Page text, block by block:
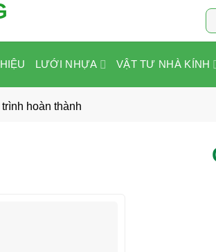
Tìm
LƯỚI NHỰA VẬT TƯ NHÀ KÍNH
hoàn thành